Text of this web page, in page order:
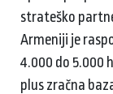
strateško
Armeniji je
4.000 do 5.000
plus zračna